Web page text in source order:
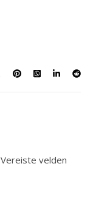
Vereiste velden